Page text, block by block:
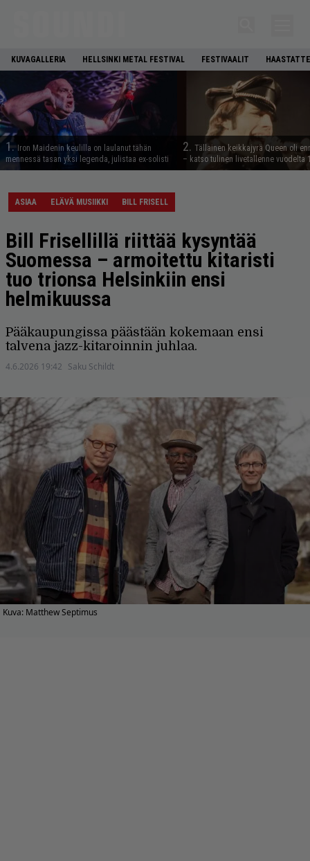
KUVAGALLERIA HELLSINKI METAL FESTIVAL FESTIVAALIT
1. Iron Maidenin keulilla on laulanut tähän
mennessä tasan yksi legenda, julistaa ex-solisti
2. Tällainen keikkajyrä Queen oli
– katso tulinen livetallenne vuodelta
ASIAA ELÄVÄ MUSIIKKI BILL FRISELL
Bill Frisellillä riittää kysyntää
Suomessa – armoitettu kitaristi
tuo trionsa Helsinkiin ensi
helmikuussa
Pääkaupungissa päästään kokemaan ensi
talvena jazz-kitaroinnin juhlaa.
4.6.2026 19:42 Saku Schildt
Kuva: Matthew Septimus